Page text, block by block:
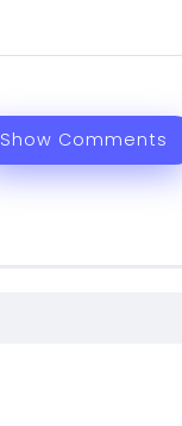
Show Comments